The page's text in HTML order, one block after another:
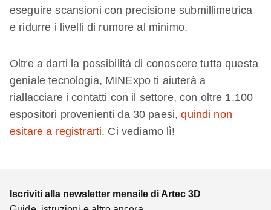
eseguire scansioni con precisione submillimetrica
e ridurre i livelli di rumore al minimo.
Oltre a darti la possibilità di conoscere tutta questa
geniale tecnologia, MINExpo ti aiuterà a
riallacciare i contatti con il settore, con oltre 1.100
espositori provenienti da 30 paesi,quindi non
esitare a registrarti. Ci vediamo lì!
Iscriviti alla newsletter mensile di Artec 3D